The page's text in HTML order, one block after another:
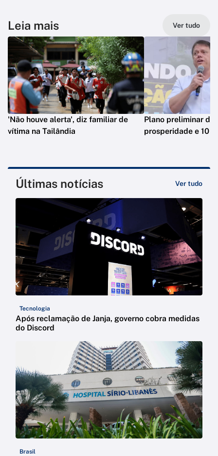
Leia mais Ver tudo
'Não houve alerta', diz familiar de
vítima na Tailândia
Plano preliminar de
prosperidade e 10
Últimas notícias Ver tudo
Tecnologia
Após reclamação de Janja, governo cobra medidas
do Discord
Brasil